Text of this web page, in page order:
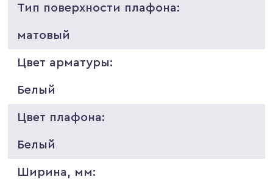
Тип поверхности плафона:
матовый
Цвет арматуры:
Белый
Цвет плафона:
Белый
Ширина, мм: